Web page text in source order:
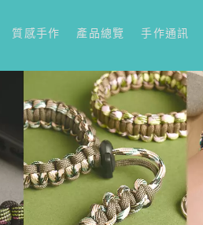
質感手作 產品總覽 手作通訊